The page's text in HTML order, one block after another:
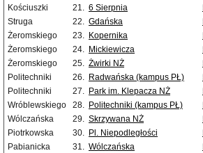
Kościuszki
21. 6 Sierpnia
Struga
22. Gdańska
Żeromskiego
23. Kopernika
Żeromskiego
24. Mickiewicza
Żeromskiego
25. Żwirki NŻ
Politechniki
26. Radwańska (kampus PŁ)
Politechniki
27. Park im. Klepacza NŻ
Wróblewskiego
28. Politechniki (kampus PŁ)
Wólczańska
29. Skrzywana NŻ
Piotrkowska
30. Pl. Niepodległości
Pabianicka
31. Wólczańska